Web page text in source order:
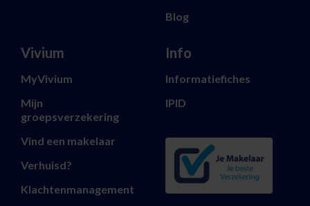
Blog
Vivium
MyVivium
Mijn
groepsverzekering
Vind een makelaar
Verhuisd?
Klachtenmanagement
Info
Informatiefiches
IPID